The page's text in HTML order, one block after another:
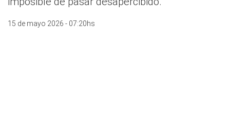
15 de mayo 2026 - 07:20hs